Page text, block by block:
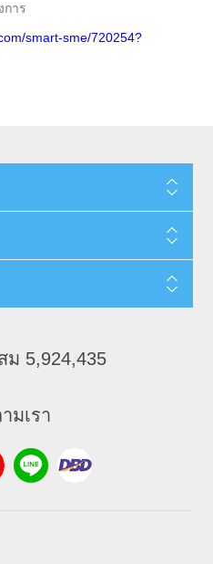
การ
smart-sme/720254?
ม 5,924,435
มเรา